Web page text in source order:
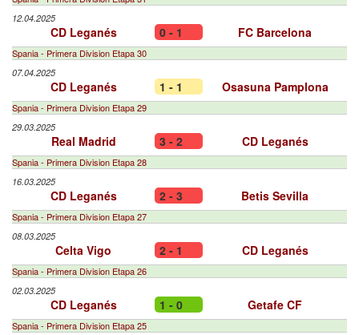
12.04.2025
CD Leganés 0 - 1 FC Barcelona
Spania - Primera Division Etapa 30
07.04.2025
CD Leganés 1 - 1 Osasuna Pamplona
Spania - Primera Division Etapa 29
29.03.2025
Real Madrid 3 - 2 CD Leganés
Spania - Primera Division Etapa 28
16.03.2025
CD Leganés 2 - 3 Betis Sevilla
Spania - Primera Division Etapa 27
08.03.2025
Celta Vigo 2 - 1 CD Leganés
Spania - Primera Division Etapa 26
02.03.2025
CD Leganés 1 - 0 Getafe CF
Spania - Primera Division Etapa 25